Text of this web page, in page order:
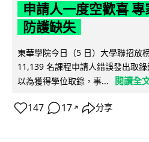
申請人一度空歡喜
防護缺失
東華學院今日（5 日）大學聯招放
11,139 名課程申請人錯誤發出取
以為獲得學位取錄，事...
閱讀全
147 17 ↗ 分享